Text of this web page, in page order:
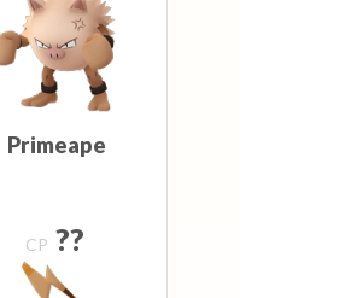
Primeape
CP ??